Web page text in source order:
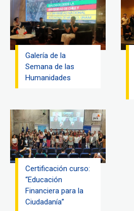
Galería de la
Semana de las
Humanidades
Certificación curso:
“Educación
Financiera para la
Ciudadanía”